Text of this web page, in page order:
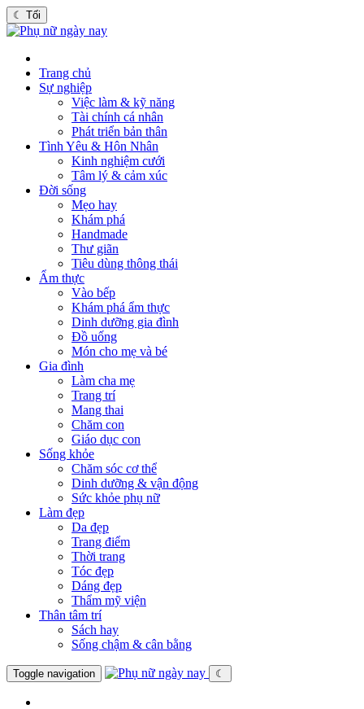
☾ Tối
Trang chủ
Sự nghiệp
Việc làm & kỹ năng
Tài chính cá nhân
Phát triển bản thân
Tình Yêu & Hôn Nhân
Kinh nghiệm cưới
Tâm lý & cảm xúc
Đời sống
Mẹo hay
Khám phá
Handmade
Thư giãn
Tiêu dùng thông thái
Ẩm thực
Vào bếp
Khám phá ẩm thực
Dinh dưỡng gia đình
Đồ uống
Món cho mẹ và bé
Gia đình
Làm cha mẹ
Trang trí
Mang thai
Chăm con
Giáo dục con
Sống khỏe
Chăm sóc cơ thể
Dinh dưỡng & vận động
Sức khỏe phụ nữ
Làm đẹp
Da đẹp
Trang điểm
Thời trang
Tóc đẹp
Dáng đẹp
Thẩm mỹ viện
Thân tâm trí
Sách hay
Sống chậm & cân bằng
Toggle navigation ☾